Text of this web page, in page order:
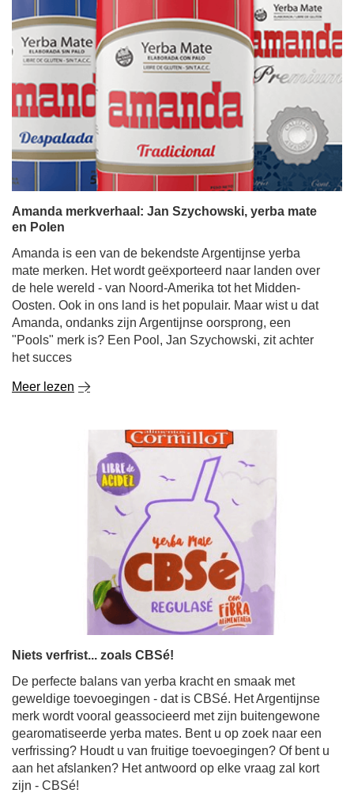
Amanda merkverhaal: Jan Szychowski, yerba mate
en Polen
Amanda is een van de bekendste Argentijnse yerba
mate merken. Het wordt geëxporteerd naar landen over
de hele wereld - van Noord-Amerika tot het Midden-
Oosten. Ook in ons land is het populair. Maar wist u dat
Amanda, ondanks zijn Argentijnse oorsprong, een
"Pools" merk is? Een Pool, Jan Szychowski, zit achter
het succes
Meer lezen
Niets verfrist... zoals CBSé!
De perfecte balans van yerba kracht en smaak met
geweldige toevoegingen - dat is CBSé. Het Argentijnse
merk wordt vooral geassocieerd met zijn buitengewone
gearomatiseerde yerba mates. Bent u op zoek naar een
verfrissing? Houdt u van fruitige toevoegingen? Of bent u
aan het afslanken? Het antwoord op elke vraag zal kort
zijn - CBSé!